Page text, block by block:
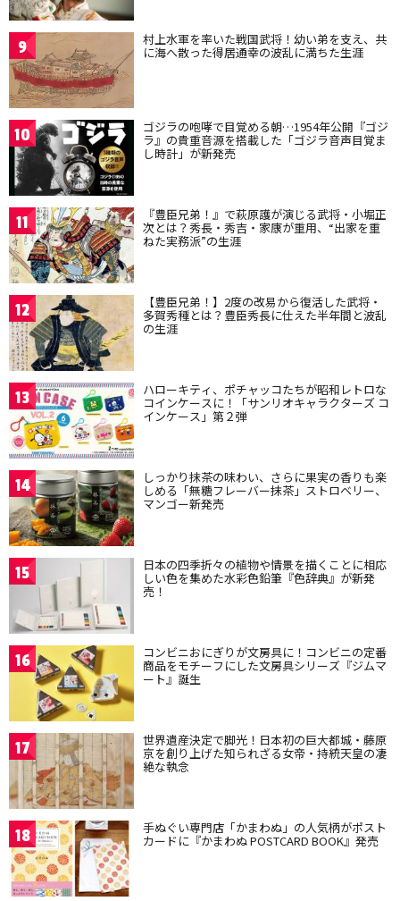
9 村上水軍を率いた戦国武将！幼い弟を支え、共
に海へ散った得居通幸の波乱に満ちた生涯
10 ゴジラの咆哮で目覚める朝…1954年公開『ゴジ
ラ』の貴重音源を搭載した「ゴジラ音声目覚ま
し時計」が新発売
11 『豊臣兄弟！』で萩原護が演じる武将・小堀正
次とは？秀長・秀吉・家康が重用、“出家を重
ねた実務派”の生涯
12 【豊臣兄弟！】2度の改易から復活した武将・
多賀秀種とは？豊臣秀長に仕えた半年間と波乱
の生涯
13 ハローキティ、ポチャッコたちが昭和レトロな
コインケースに！「サンリオキャラクターズ コ
インケース」第２弾
14 しっかり抹茶の味わい、さらに果実の香りも楽
しめる「無糖フレーバー抹茶」ストロベリー、
マンゴー新発売
15 日本の四季折々の植物や情景を描くことに相応
しい色を集めた水彩色鉛筆『色辞典』が新発
売！
16 コンビニおにぎりが文房具に！コンビニの定番
商品をモチーフにした文房具シリーズ『ジムマ
ート』誕生
17 世界遺産決定で脚光！日本初の巨大都城・藤原
京を創り上げた知られざる女帝・持統天皇の凄
絶な執念
18 手ぬぐい専門店「かまわぬ」の人気柄がポスト
カードに『かまわぬ POSTCARD BOOK』発売